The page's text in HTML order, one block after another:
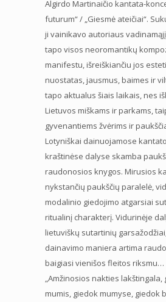
Algirdo Martinaičio kantata-
futurum“ / „Giesmė ateičiai“.
ji vainikavo autoriaus
tapo visos neoromantikų
manifestu, išreiškiančiu jos
nuostatas, jausmus, baimes ir
tapo aktualus šiais laikais, nes
Lietuvos miškams ir parkams,
gyvenantiems žvėrims ir
Lotyniškai dainuojamose
kraštinėse dalyse skamba
raudonosios knygos. Mirusios
nykstančių paukščių paralelė,
modalinio giedojimo atgarsiai
ritualinį charakterį. Vidurinėje
lietuviškų sutartinių
dainavimo maniera artima
baigiasi vienišos fleitos riksmu…
„Amžinosios nakties lakštingala,
mumis, giedok mumyse, giedok